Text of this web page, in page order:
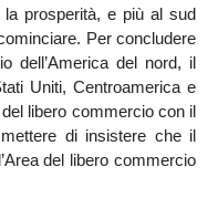
prosperità, e più al sud
Per concludere
dell’America del nord, il
Uniti, Centroamerica e
libero commercio con il
di insistere che il
del libero commercio